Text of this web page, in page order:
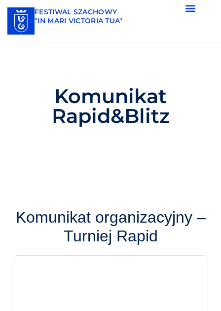
FESTIWAL SZACHOWY
"IN MARI VICTORIA TUA"
Komunikat
Rapid&Blitz
Komunikat organizacyjny –
Turniej Rapid